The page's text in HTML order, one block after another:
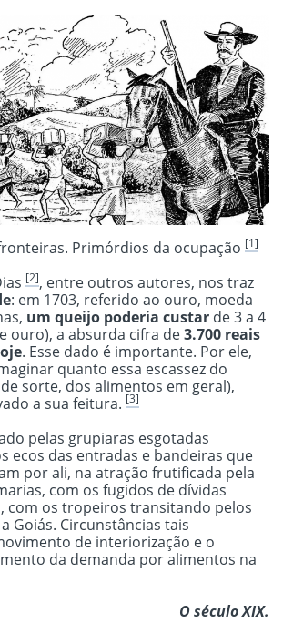
Primórdios da ocupação [1]
[2], entre outros autores, nos traz
: em 1703, referido ao ouro, moeda
um queijo poderia custar de 3 a 4
ouro), a absurda cifra de3.700 reais
. Esse dado é importante. Por ele,
quanto essa escassez do
sorte, dos alimentos em geral),
a sua feitura. [3]
pelas grupiaras esgotadas
ecos das entradas e bandeiras que
por ali, na atração frutificada pela
com os fugidos de dívidas
com os tropeiros transitando pelos
Goiás. Circunstâncias tais
de interiorização e o
da demanda por alimentos na
O século XIX.